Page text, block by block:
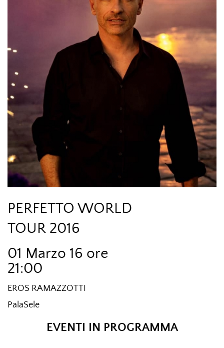
PERFETTO WORLD
TOUR 2016
01 Marzo 16 ore
21:00
EROS RAMAZZOTTI
PalaSele
EVENTI IN PROGRAMMA